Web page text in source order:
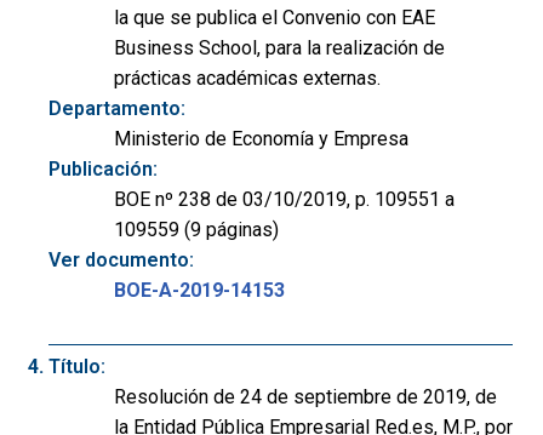
la que se publica el Convenio con EAE
Business School, para la realización de
prácticas académicas externas.
Departamento:
Ministerio de Economía y Empresa
Publicación:
BOE nº 238 de 03/10/2019, p. 109551 a
109559 (9 páginas)
Ver documento:
BOE-A-2019-14153
Título:
Resolución de 24 de septiembre de 2019, de
la Entidad Pública Empresarial Red.es, M.P., por